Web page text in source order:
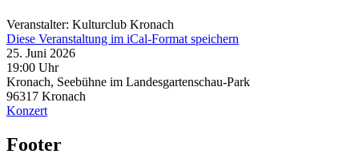
Veranstalter: Kulturclub Kronach
Diese Veranstaltung im iCal-Format speichern
25. Juni 2026
19:00 Uhr
Kronach, Seebühne im Landesgartenschau-Park
96317 Kronach
Konzert
Footer